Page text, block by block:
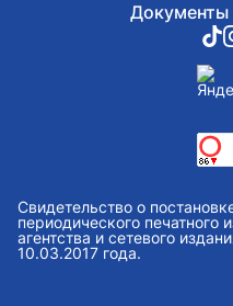
Документы
Свидетельство о
периодического печатного
агентства и сетевого
10.03.2017 года.